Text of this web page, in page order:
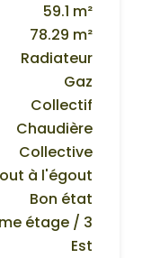
59.1 m²
78.29 m²
Radiateur
Gaz
Collectif
Chaudière
Collective
à l'égout
Bon état
étage / 3
Est